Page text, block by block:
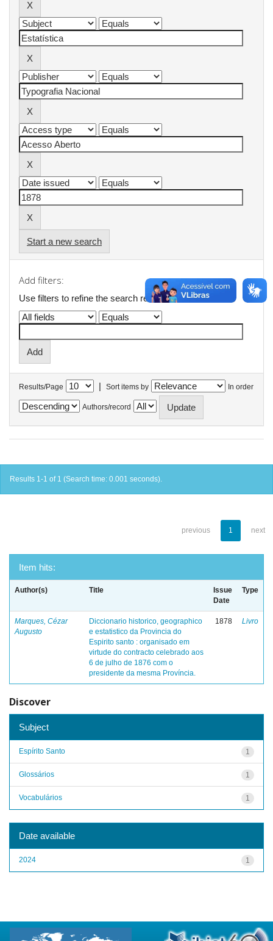
Start a new search
Add filters:
Use filters to refine the search results.
Results/Page | Sort items by In order
Authors/record
Results 1-1 of 1 (Search time: 0.001 seconds).
previous 1 next
Item hits:
Author(s) Title
Issue
Date
Type
Marques, Cézar
Augusto
Diccionario historico, geographico
e estatistico da Provincia do
Espirito santo : organisado em
virtude do contracto celebrado aos
6 de julho de 1876 com o
presidente da mesma Província.
1878 Livro
Discover
Subject
1
Espírito Santo
1
Glossários
1
Vocabulários
Date available
1
2024